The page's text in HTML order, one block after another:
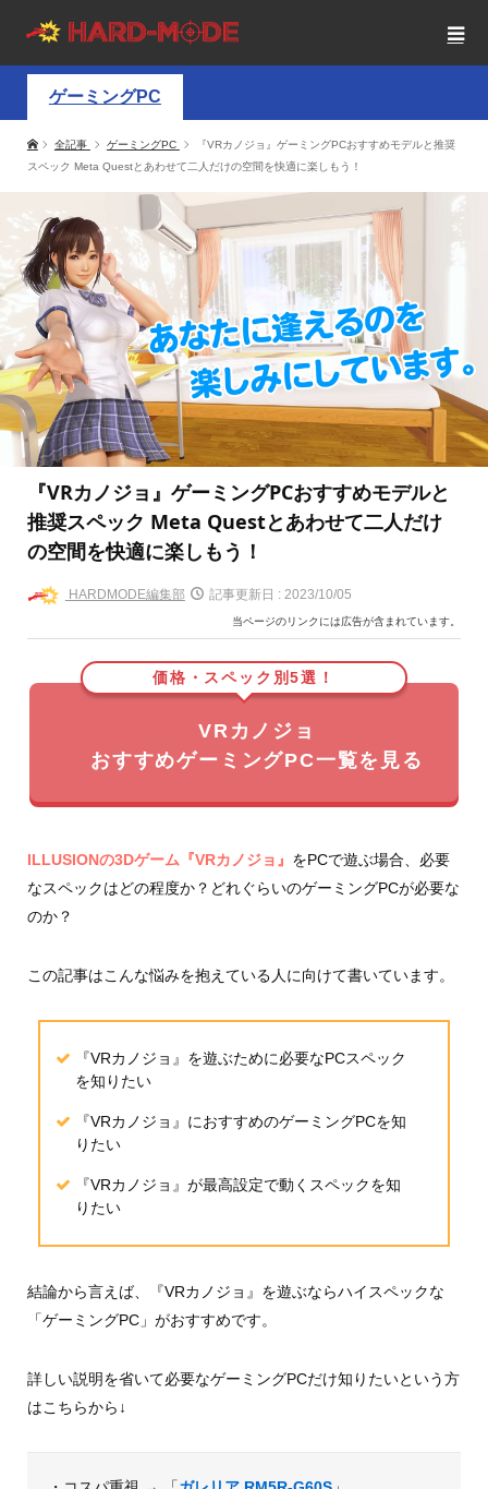
ゲーミングPC
全記事 ゲーミングPC
『VRカノジョ』ゲーミングPCおすすめモデルと推奨
スペック Meta Questとあわせて二人だけの空間を快適に楽しもう！
『VRカノジョ』ゲーミングPCおすすめモデルと
推奨スペック Meta Questとあわせて二人だけ
の空間を快適に楽しもう！
HARDMODE編集部 記事更新日 : 2023/10/05
当ページのリンクには広告が含まれています。
価格・スペック別5選！
VRカノジョ
おすすめゲーミングPC一覧を見る
ILLUSIONの3Dゲーム『VRカノジョ』 をPCで遊ぶ場合、必要
なスペックはどの程度か？どれぐらいのゲーミングPCが必要な
のか？
この記事はこんな悩みを抱えている人に向けて書いています。
『VRカノジョ』を遊ぶために必要なPCスペック
を知りたい
『VRカノジョ』におすすめのゲーミングPCを知
りたい
『VRカノジョ』が最高設定で動くスペックを知
りたい
結論から言えば、『VRカノジョ』を遊ぶならハイスペックな
「ゲーミングPC」がおすすめです。
詳しい説明を省いて必要なゲーミングPCだけ知りたいという方
はこちらから↓